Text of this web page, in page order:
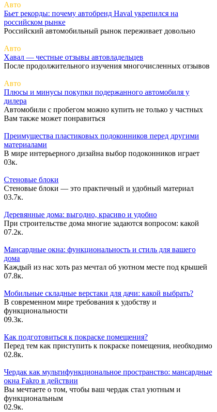
Авто
Бьет рекорды: почему автобренд Haval укрепился на
российском рынке
Российский автомобильный рынок переживает довольно
Авто
Хавал — честные отзывы автовладельцев
После продолжительного изучения многочисленных отзывов
Авто
Плюсы и минусы покупки подержанного автомобиля у
дилера
Автомобили с пробегом можно купить не только у частных
Вам также может понравиться
Преимущества пластиковых подоконников перед другими
материалами
В мире интерьерного дизайна выбор подоконников играет
03к.
Стеновые блоки
Стеновые блоки — это практичный и удобный материал
03.7к.
Деревянные дома: выгодно, красиво и удобно
При строительстве дома многие задаются вопросом: какой
07.2к.
Мансардные окна: функциональность и стиль для вашего
дома
Каждый из нас хоть раз мечтал об уютном месте под крышей
07.8к.
Мобильные складные верстаки для дачи: какой выбрать?
В современном мире требования к удобству и
функциональности
09.3к.
Как подготовиться к покраске помещения?
Перед тем как приступить к покраске помещения, необходимо
02.8к.
Чердак как мультифункциональное пространство: мансардные
окна Fakro в действии
Вы мечтаете о том, чтобы ваш чердак стал уютным и
функциональным
02.9к.